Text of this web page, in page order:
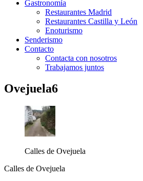
Gastronomía
Restaurantes Madrid
Restaurantes Castilla y León
Enoturismo
Senderismo
Contacto
Contacta con nosotros
Trabajamos juntos
Ovejuela6
Calles de Ovejuela
Calles de Ovejuela